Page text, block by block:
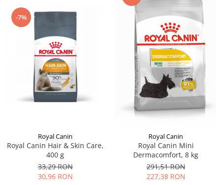
-7%
Royal Canin
Royal Canin Hair & Skin Care,
400 g
33,29 RON
30,96 RON
Royal Canin
Royal Canin Mini
Dermacomfort, 8 kg
291,51 RON
227,38 RON